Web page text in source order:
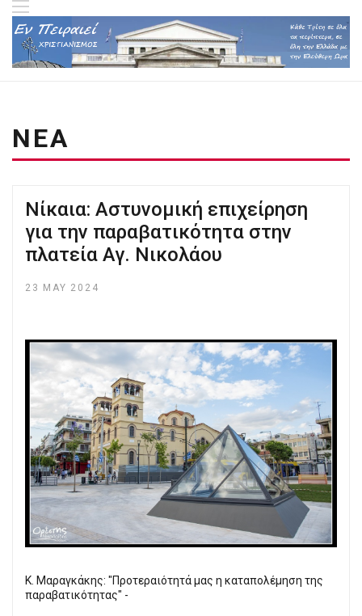
ΝΕΑ
Νίκαια: Αστυνομική επιχείρηση
για την παραβατικότητα στην
πλατεία Αγ. Νικολάου
23 MAY 2024
Κ. Μαραγκάκης: "Προτεραιότητά μας η καταπολέμηση της
παραβατικότητας" -